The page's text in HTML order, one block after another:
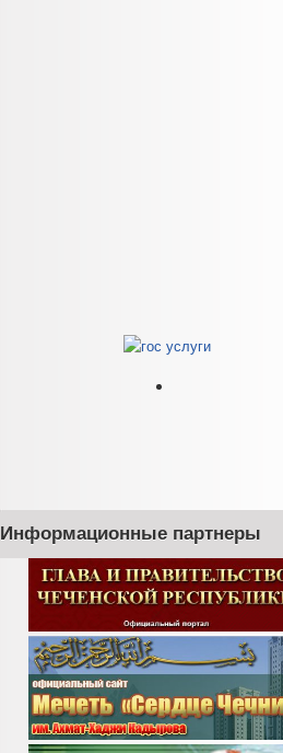
Информационные партнеры